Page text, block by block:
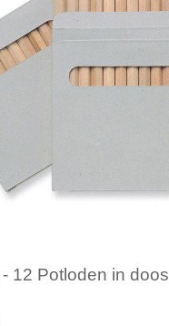
12 Potloden in doos